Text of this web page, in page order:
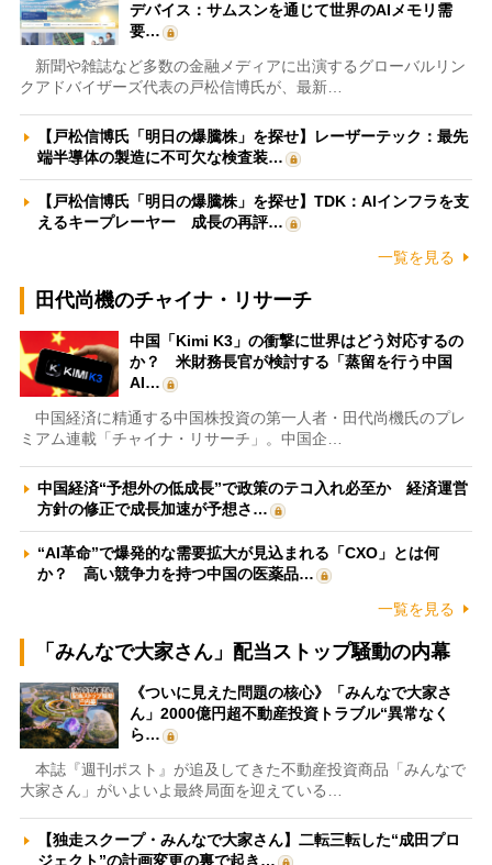
デバイス：サムスンを通じて世界のAIメモリ需
要…
新聞や雑誌など多数の金融メディアに出演するグローバルリン
クアドバイザーズ代表の戸松信博氏が、最新…
【戸松信博氏「明日の爆騰株」を探せ】レーザーテック：最先
端半導体の製造に不可欠な検査装…
【戸松信博氏「明日の爆騰株」を探せ】TDK：AIインフラを支
えるキープレーヤー 成長の再評…
一覧を見る
田代尚機のチャイナ・リサーチ
中国「Kimi K3」の衝撃に世界はどう対応するの
か？ 米財務長官が検討する「蒸留を行う中国
AI…
中国経済に精通する中国株投資の第一人者・田代尚機氏のプレ
ミアム連載「チャイナ・リサーチ」。中国企…
中国経済“予想外の低成長”で政策のテコ入れ必至か 経済運営
方針の修正で成長加速が予想さ…
“AI革命”で爆発的な需要拡大が見込まれる「CXO」とは何
か？ 高い競争力を持つ中国の医薬品…
一覧を見る
「みんなで大家さん」配当ストップ騒動の内幕
《ついに見えた問題の核心》「みんなで大家さ
ん」2000億円超不動産投資トラブル“異常なく
ら…
本誌『週刊ポスト』が追及してきた不動産投資商品「みんなで
大家さん」がいよいよ最終局面を迎えている…
【独走スクープ・みんなで大家さん】二転三転した“成田プロ
ジェクト”の計画変更の裏で起き…